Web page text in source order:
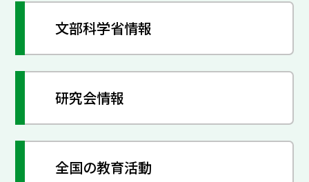
文部科学省情報
研究会情報
全国の教育活動